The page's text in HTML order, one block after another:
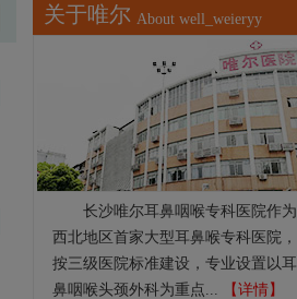
关于唯尔 About well_weieryy
长沙唯尔耳鼻咽喉专科医院作为
西北地区首家大型耳鼻喉专科医院，
按三级医院标准建设，专业设置以耳
鼻咽喉头颈外科为重点...
【详情】